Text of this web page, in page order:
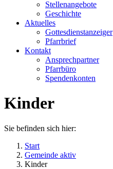
Stellenangebote
Geschichte
Aktuelles
Gottesdienstanzeiger
Pfarrbrief
Kontakt
Ansprechpartner
Pfarrbüro
Spendenkonten
Kinder
Sie befinden sich hier:
Start
Gemeinde aktiv
Kinder